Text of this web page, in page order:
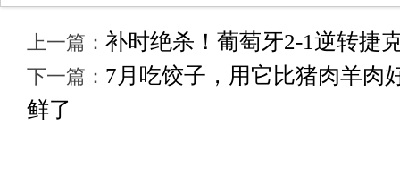
上一篇： 补时绝杀！葡萄牙2-1逆转捷
下一篇： 7月吃饺子，用它比猪肉羊肉
鲜了